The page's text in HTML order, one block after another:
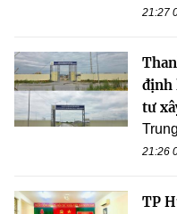
21:27
định
tư
21:26
TP